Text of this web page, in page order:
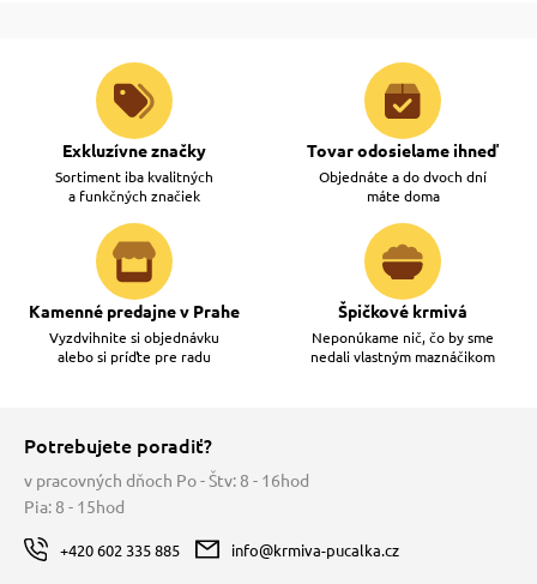
Exkluzívne značky
Sortiment iba kvalitných
a funkčných značiek
Tovar odosielame ihneď
Objednáte a do dvoch dní
máte doma
Kamenné predajne v Prahe
Vyzdvihnite si objednávku
alebo si príďte pre radu
Špičkové krmivá
Neponúkame nič, čo by sme
nedali vlastným maznáčikom
Potrebujete poradiť?
v pracovných dňoch Po - Štv: 8 - 16hod
Pia: 8 - 15hod
+420 602 335 885 info@krmiva-pucalka.cz